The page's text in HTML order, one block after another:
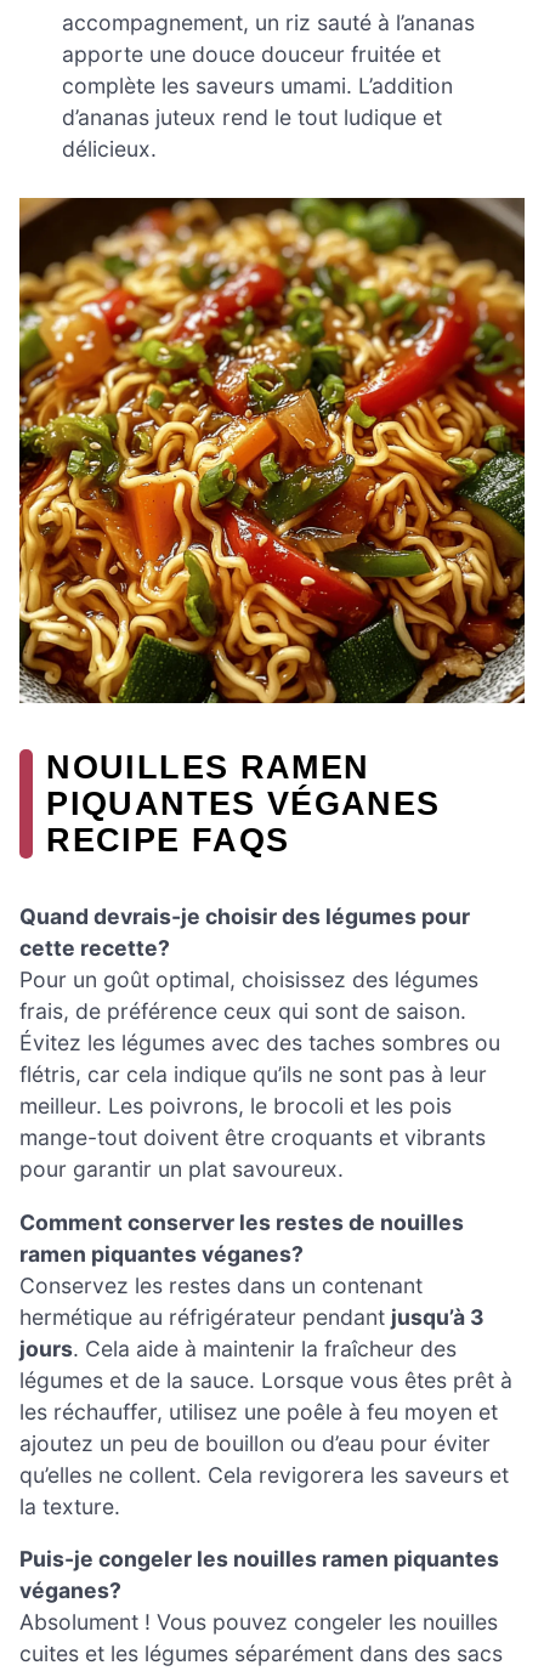
accompagnement, un riz sauté à l’ananas
apporte une douce douceur fruitée et
complète les saveurs umami. L’addition
d’ananas juteux rend le tout ludique et
délicieux.
NOUILLES RAMEN
PIQUANTES VÉGANES
RECIPE FAQS
Quand devrais-je choisir des légumes pour
cette recette?
Pour un goût optimal, choisissez des légumes
frais, de préférence ceux qui sont de saison.
Évitez les légumes avec des taches sombres ou
flétris, car cela indique qu’ils ne sont pas à leur
meilleur. Les poivrons, le brocoli et les pois
mange-tout doivent être croquants et vibrants
pour garantir un plat savoureux.
Comment conserver les restes de nouilles
ramen piquantes véganes?
Conservez les restes dans un contenant
hermétique au réfrigérateur pendant jusqu’à 3
jours. Cela aide à maintenir la fraîcheur des
légumes et de la sauce. Lorsque vous êtes prêt à
les réchauffer, utilisez une poêle à feu moyen et
ajoutez un peu de bouillon ou d’eau pour éviter
qu’elles ne collent. Cela revigorera les saveurs et
la texture.
Puis-je congeler les nouilles ramen piquantes
véganes?
Absolument ! Vous pouvez congeler les nouilles
cuites et les légumes séparément dans des sacs